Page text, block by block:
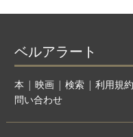
ベルアラート
本 | 映画| 検索| 利用規約
問い合わせ